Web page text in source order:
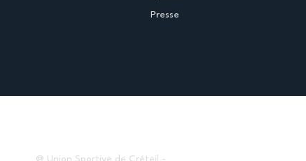
Presse
@ Union Sportive de Créteil -